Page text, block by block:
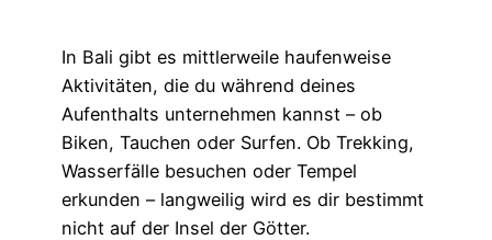
In Bali gibt es mittlerweile haufenweise
Aktivitäten, die du während deines
Aufenthalts unternehmen kannst – ob
Biken, Tauchen oder Surfen. Ob Trekking,
Wasserfälle besuchen oder Tempel
erkunden – langweilig wird es dir bestimmt
nicht auf der Insel der Götter.